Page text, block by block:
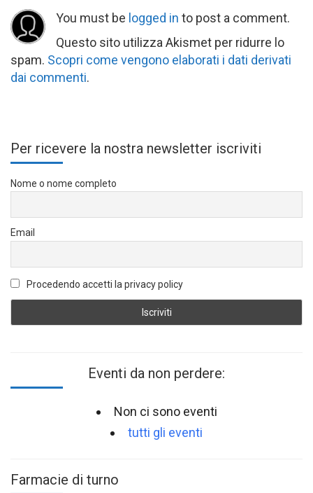
You must be logged in to post a comment.
Questo sito utilizza Akismet per ridurre lo
spam. Scopri come vengono elaborati i dati derivati
dai commenti.
Per ricevere la nostra newsletter iscriviti
Nome o nome completo
Email
Procedendo accetti la privacy policy
Eventi da non perdere:
Non ci sono eventi
tutti gli eventi
Farmacie di turno